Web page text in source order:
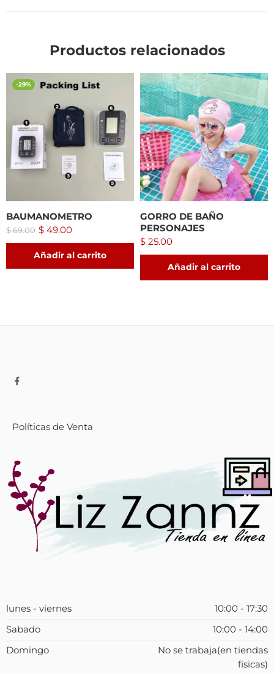
Productos relacionados
-29%
BAUMANOMETRO
$69.00 $ 49.00
Añadir al carrito
GORRO DE BAÑO
PERSONAJES
$ 25.00
Añadir al carrito
Políticas de Venta
lunes - viernes
10:00 - 17:30
Sabado
10:00 - 14:00
Domingo
No se trabaja(en tiendas
fisicas)